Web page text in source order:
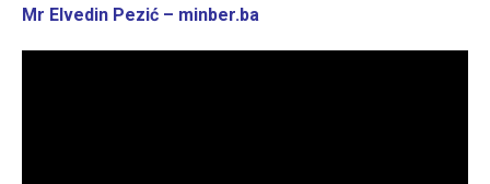
Mr Elvedin Pezić – minber.ba